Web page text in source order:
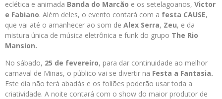
eclética e animada Banda do Marcão e os setelagoanos, Victor
e Fabiano. Além deles, o evento contará com a festa CAUSE,
que vai até o amanhecer ao som de Alex Serra, Zeu, e da
mistura única de música eletrônica e funk do grupo The Rio
Mansion.
No sábado, 25 de fevereiro, para dar continuidade ao melhor
carnaval de Minas, o público vai se divertir na Festa a Fantasia.
Este dia não terá abadás e os foliões poderão usar toda a
criatividade. A noite contará com o show do maior produtor de